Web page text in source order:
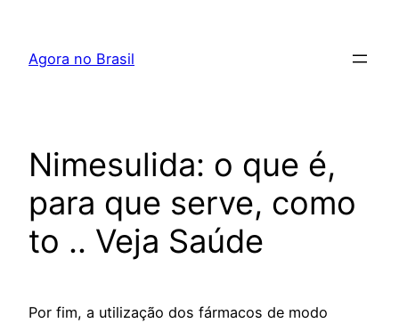
Agora no Brasil
Nimesulida: o que é,
para que serve, como
to .. Veja Saúde
Por fim, a utilização dos fármacos de modo